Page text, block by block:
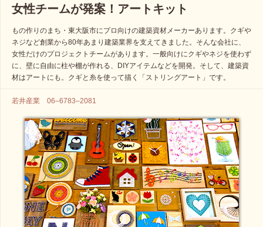
女性チームが発案！アートキット
もの作りのまち・東大阪市にプロ向けの建築資材メーカーあります。クギや
ネジなど創業から80年あまり建築業界を支えてきました。そんな会社に、
女性だけのプロジェクトチームがあります。一般向けにクギやネジを使わず
に、壁に自由に柱や棚が作れる、DIYアイテムなどを開発。そして、建築資
材はアートにも。クギと糸を使って描く「ストリングアート」です。
若井産業 06–6783–2081